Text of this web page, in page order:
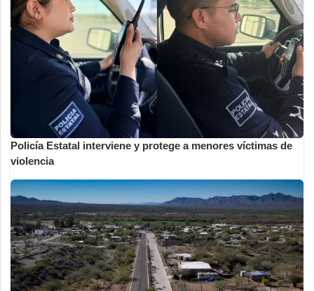
Policía Estatal interviene y protege a menores víctimas de
violencia